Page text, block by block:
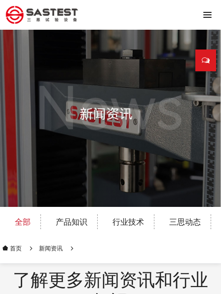
全部 产品知识 行业技术 三思动态
首页 新闻资讯
了解更多新闻资讯和行业